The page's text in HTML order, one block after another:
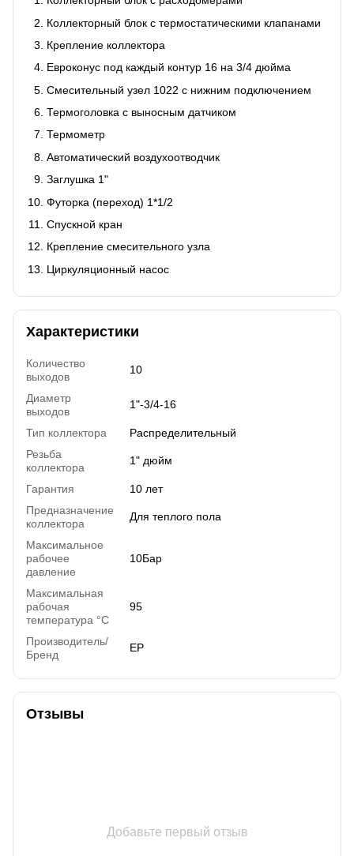
Коллекторный блок с термостатическими клапанами
Крепление коллектора
Евроконус под каждый контур 16 на 3/4 дюйма
Смесительный узел 1022 с нижним подключением
Термоголовка с выносным датчиком
Термометр
Автоматический воздухоотводчик
Заглушка 1"
Футорка (переход) 1*1/2
Спускной кран
Крепление смесительного узла
Циркуляционный насос
Характеристики
Количество
выходов
10
Диаметр
выходов
1"-3/4-16
Тип коллектора
Распределительный
Резьба
коллектора
1" дюйм
Гарантия
10 лет
Предназначение
коллектора
Для теплого пола
Максимальное
рабочее
давление
10Бар
Максимальная
рабочая
температура °C
95
Производитель/
Бренд
EP
Отзывы
Добавьте первый отзыв